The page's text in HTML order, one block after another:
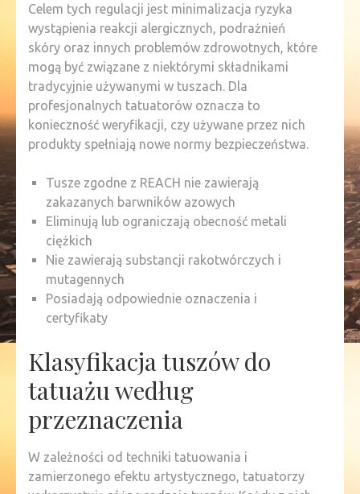
Celem tych regulacji jest minimalizacja ryzyka
wystąpienia reakcji alergicznych, podrażnień
skóry oraz innych problemów zdrowotnych, które
mogą być związane z niektórymi składnikami
tradycyjnie używanymi w tuszach. Dla
profesjonalnych tatuatorów oznacza to
konieczność weryfikacji, czy używane przez nich
produkty spełniają nowe normy bezpieczeństwa.
Tusze zgodne z REACH nie zawierają
zakazanych barwników azowych
Eliminują lub ograniczają obecność metali
ciężkich
Nie zawierają substancji rakotwórczych i
mutagennych
Posiadają odpowiednie oznaczenia i
certyfikaty
Klasyfikacja tuszów do
tatuażu według
przeznaczenia
W zależności od techniki tatuowania i
zamierzonego efektu artystycznego, tatuatorzy